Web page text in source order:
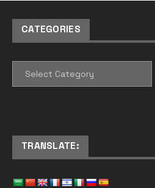
CATEGORIES
TRANSLATE: